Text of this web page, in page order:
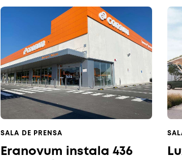
SALA DE PRENSA
Eranovum instala 436